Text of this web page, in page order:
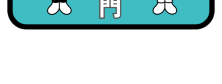
2026/09/09(水)
・がん征圧月間